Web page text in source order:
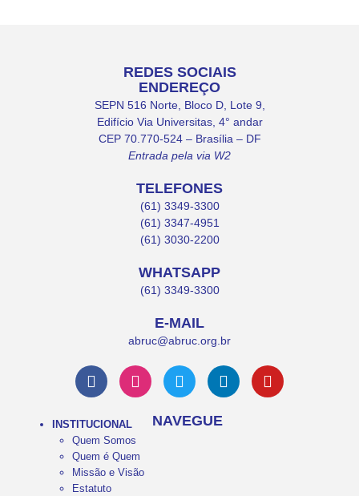
REDES SOCIAIS
ENDEREÇO
SEPN 516 Norte, Bloco D, Lote 9,
Edifício Via Universitas, 4° andar
CEP 70.770-524 – Brasília – DF
Entrada pela via W2
TELEFONES
(61) 3349-3300
(61) 3347-4951
(61) 3030-2200
WHATSAPP
(61) 3349-3300
E-MAIL
abruc@abruc.org.br
NAVEGUE
INSTITUCIONAL
Quem Somos
Quem é Quem
Missão e Visão
Estatuto